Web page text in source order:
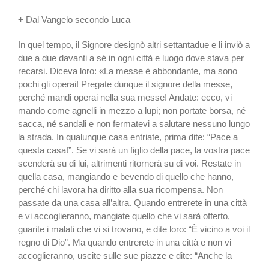
+ Dal Vangelo secondo Luca
In quel tempo, il Signore designò altri settantadue e li inviò a
due a due davanti a sé in ogni città e luogo dove stava per
recarsi. Diceva loro: «La messe è abbondante, ma sono
pochi gli operai! Pregate dunque il signore della messe,
perché mandi operai nella sua messe! Andate: ecco, vi
mando come agnelli in mezzo a lupi; non portate borsa, né
sacca, né sandali e non fermatevi a salutare nessuno lungo
la strada. In qualunque casa entriate, prima dite: “Pace a
questa casa!”. Se vi sarà un figlio della pace, la vostra pace
scenderà su di lui, altrimenti ritornerà su di voi. Restate in
quella casa, mangiando e bevendo di quello che hanno,
perché chi lavora ha diritto alla sua ricompensa. Non
passate da una casa all’altra. Quando entrerete in una città
e vi accoglieranno, mangiate quello che vi sarà offerto,
guarite i malati che vi si trovano, e dite loro: “È vicino a voi il
regno di Dio”. Ma quando entrerete in una città e non vi
accoglieranno, uscite sulle sue piazze e dite: “Anche la